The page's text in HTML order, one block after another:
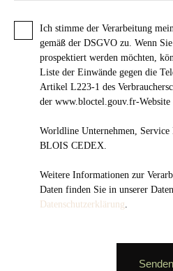
Ich stimme der Verarbeitung
gemäß der DSGVO zu. Wenn
prospektiert werden möchten,
Liste der Einwände gegen die
Artikel L223-1 des
der www.bloctel.gouv.fr-Website
Worldline Unternehmen,
BLOIS CEDEX.
Weitere Informationen zur
Daten finden Sie in unserer
Datenschutzerklärung.
Senden